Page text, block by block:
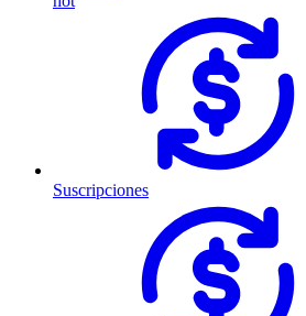
Suscripciones